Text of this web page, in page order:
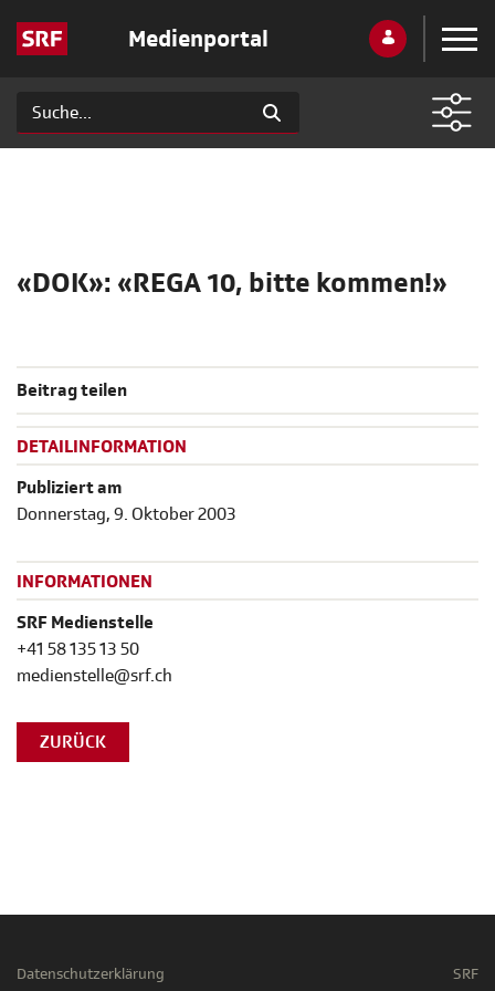
Medienportal
«DOK»: «REGA 10, bitte kommen!»
Beitrag teilen
DETAILINFORMATION
Publiziert am
Donnerstag, 9. Oktober 2003
INFORMATIONEN
SRF Medienstelle
+41 58 135 13 50
medienstelle@srf.ch
ZURÜCK
Datenschutzerklärung SRF